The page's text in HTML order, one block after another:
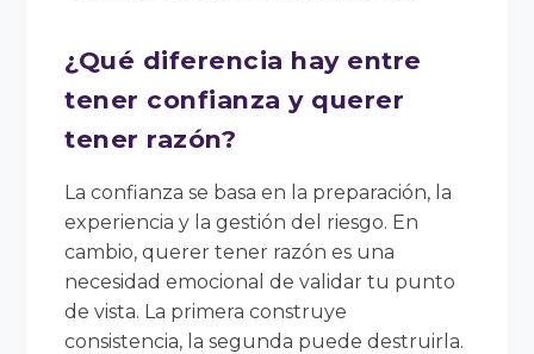
¿Qué diferencia hay entre
tener confianza y querer
tener razón?
La confianza se basa en la preparación, la
experiencia y la gestión del riesgo. En
cambio, querer tener razón es una
necesidad emocional de validar tu punto
de vista. La primera construye
consistencia, la segunda puede destruirla.